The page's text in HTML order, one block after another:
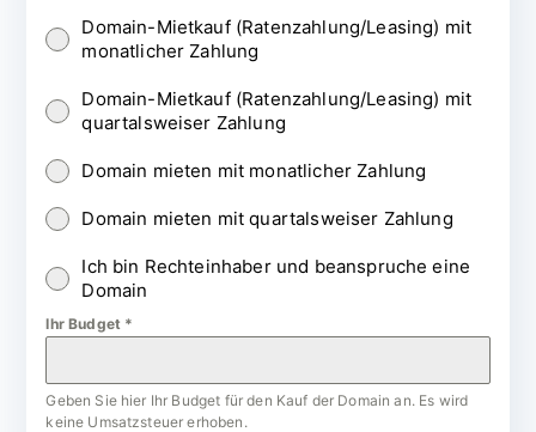
Domain-Mietkauf (Ratenzahlung/Leasing) mit
monatlicher Zahlung
Domain-Mietkauf (Ratenzahlung/Leasing) mit
quartalsweiser Zahlung
Domain mieten mit monatlicher Zahlung
Domain mieten mit quartalsweiser Zahlung
Ich bin Rechteinhaber und beanspruche eine
Domain
Ihr Budget *
Geben Sie hier Ihr Budget für den Kauf der Domain an. Es wird
keine Umsatzsteuer erhoben.